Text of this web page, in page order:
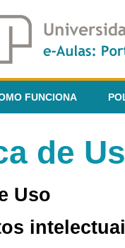
FUNCIONA
de
Uso